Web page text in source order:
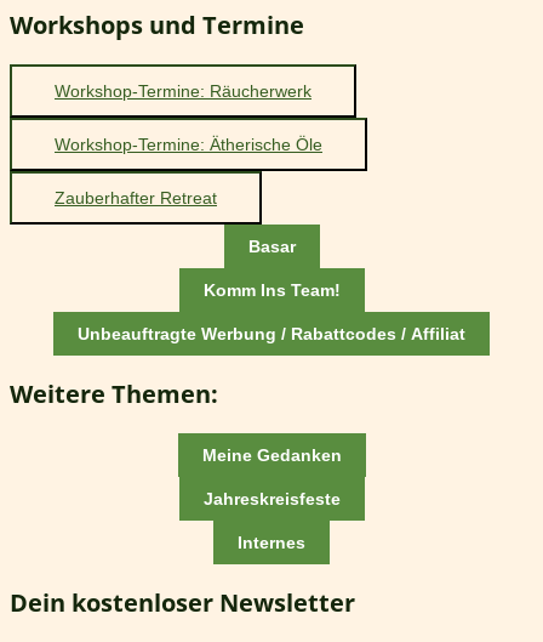
Workshops und Termine
Workshop-Termine: Räucherwerk
Workshop-Termine: Ätherische Öle
Zauberhafter Retreat
Basar
Komm Ins Team!
Unbeauftragte Werbung / Rabattcodes / Affiliat
Weitere Themen:
Meine Gedanken
Jahreskreisfeste
Internes
Dein kostenloser Newsletter